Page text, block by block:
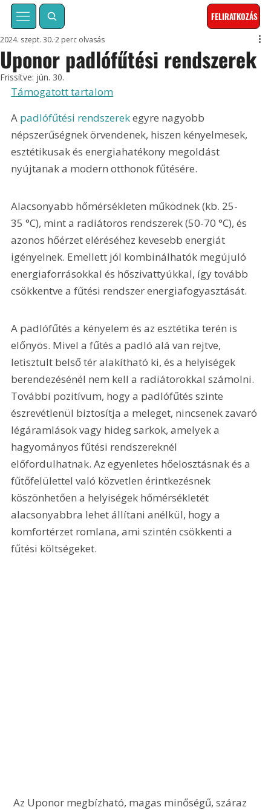
FELIRATKOZÁS
Uponor padlófűtési rendszerek
2024. szept. 30. 2 perc olvasás
Frissítve: jún. 30.
Támogatott tartalom
A padlófűtési rendszerek egyre nagyobb
népszerűségnek örvendenek, hiszen kényelmesek,
esztétikusak és energiahatékony megoldást
nyújtanak a modern otthonok fűtésére.
Alacsonyabb hőmérsékleten működnek (kb. 25-
35 °C), mint a radiátoros rendszerek (50-70 °C), és
azonos hőérzet eléréséhez kevesebb energiát
igényelnek. Emellett jól kombinálhatók megújuló
energiaforrásokkal és hőszivattyúkkal, így tovább
csökkentve a fűtési rendszer energiafogyasztását.
A padlófűtés a kényelem és az esztétika terén is
előnyös. Mivel a fűtés a padló alá van rejtve,
letisztult belső tér alakítható ki, és a helyiségek
berendezésénél nem kell a radiátorokkal számolni.
További pozitívum, hogy a padlófűtés szinte
észrevétlenül biztosítja a meleget, nincsenek zavaró
légáramlások vagy hideg sarkok, amelyek a
hagyományos fűtési rendszereknél
előfordulhatnak. Az egyenletes hőelosztásnak és a
fűtőfelülettel való közvetlen érintkezésnek
köszönhetően a helyiségek hőmérsékletét
alacsonyabbra lehet állítani anélkül, hogy a
komfortérzet romlana, ami szintén csökkenti a
fűtési költségeket.
Az Uponor megbízható, magas minőségű, száraz